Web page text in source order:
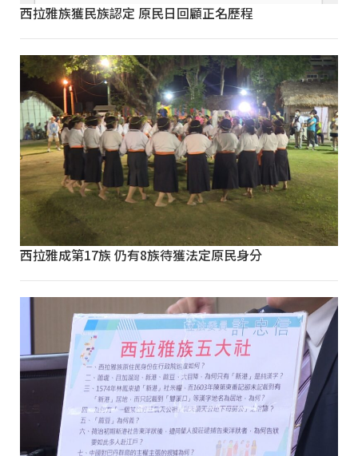
西拉雅族獲民族認定 原民日回顧正名歷程
西拉雅成第17族 仍有8族待獲法定原民身分